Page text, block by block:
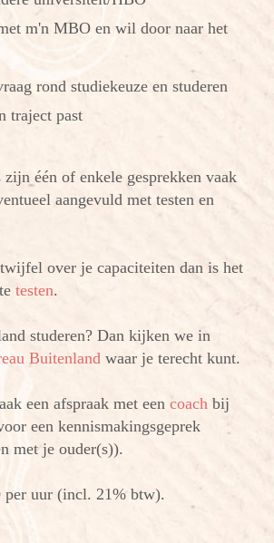
m'n MBO en wil door naar het
rond studiekeuze en studeren
traject past
zijn één of enkele gesprekken vaak
aangevuld met testen en
over je capaciteiten dan is het
testen.
studeren? Dan kijken we in
Buitenland waar je terecht kunt.
een afspraak met een coach bij
een kennismakingsgeprek
met je ouder(s)).
per uur (incl. 21% btw).